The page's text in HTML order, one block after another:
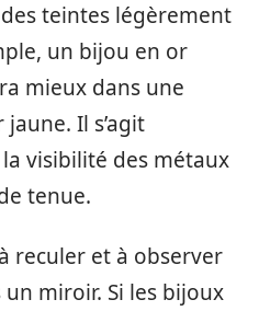
teintes légèrement
un bijou en or
mieux dans une
Il s’agit
visibilité des métaux
tenue.
reculer et à observer
miroir. Si les bijoux